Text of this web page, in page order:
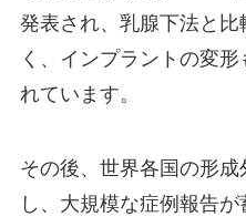
発表され、乳腺下法と
く、インプラントの変
れています。
その後、世界各国の形
し、大規模な症例報告